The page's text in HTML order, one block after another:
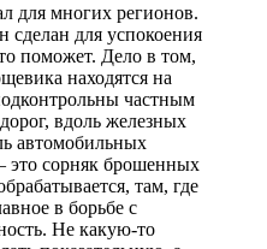
для многих регионов.
сделан для успокоения
поможет. Дело в том,
находятся на
частным
вдоль железных
автомобильных
это сорняк брошенных
там, где
в борьбе с
Не какую-то